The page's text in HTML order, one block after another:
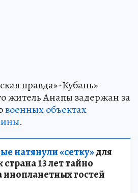
правда»-Кубань»
житель Анапы задержан за
военных объектах
.
натянули «сетку»для
13 лет тайно
инопланетных гостей